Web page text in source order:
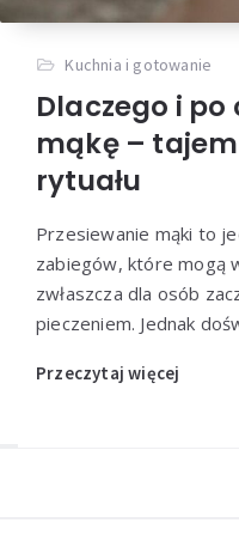
Kuchnia i gotowanie
Dlaczego i po
mąkę –
rytuału
Przesiewanie mąki to
zabiegów, które mogą
zwłaszcza dla osób
pieczeniem. Jednak
Przeczytaj więcej